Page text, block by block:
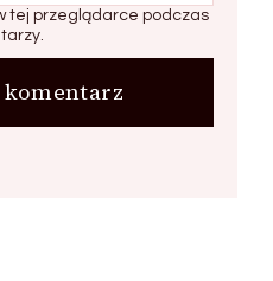
tej przeglądarce podczas